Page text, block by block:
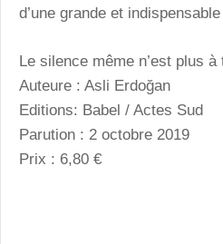
d’une grande et
Le silence même n’est plus à
Auteure : Asli Erdoğan
Editions: Babel / Actes Sud
Parution : 2 octobre 2019
Prix : 6,80 €